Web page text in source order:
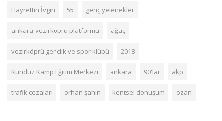
Hayrettin İvgin 55 genç yetenekler
ankara-vezirköprü platformu ağaç
vezirköprü gençlik ve spor klübü 2018
Kunduz Kamp Eğitim Merkezi ankara 90'lar akp
trafik cezaları orhan şahin kentsel dönüşüm ozan